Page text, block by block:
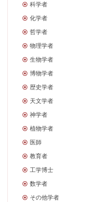
科学者
化学者
哲学者
物理学者
生物学者
博物学者
歴史学者
天文学者
神学者
植物学者
医師
教育者
工学博士
数学者
その他学者